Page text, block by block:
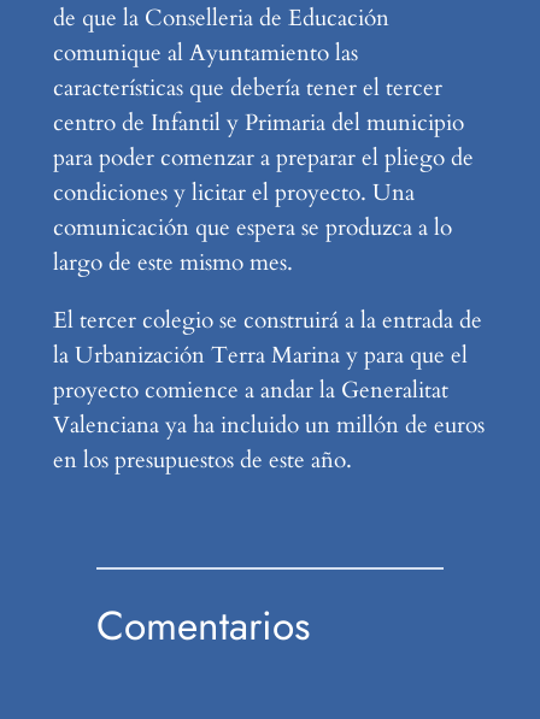
de que la Conselleria de Educación
comunique al Ayuntamiento las
características que debería tener el tercer
centro de Infantil y Primaria del municipio
para poder comenzar a preparar el pliego de
condiciones y licitar el proyecto. Una
comunicación que espera se produzca a lo
largo de este mismo mes.
El tercer colegio se construirá a la entrada de
la Urbanización Terra Marina y para que el
proyecto comience a andar la Generalitat
Valenciana ya ha incluido un millón de euros
en los presupuestos de este año.
Comentarios